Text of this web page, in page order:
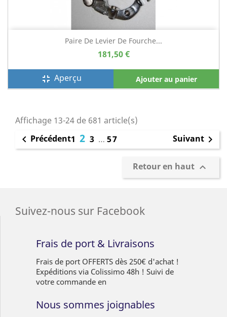
Paire De Levier De Fourche...
181,50 €
fullscreen_exit Aperçu Ajouter au panier
Affichage 13-24 de 681 article(s)
 Précédent1 2 3 … 57 Suivant 
Retour en haut 
Suivez-nous sur Facebook
Frais de port & Livraisons
Frais de port OFFERTS dès 250€ d'achat !
Expéditions via Colissimo 48h ! Suivi de
votre commande en
Nous sommes joignables